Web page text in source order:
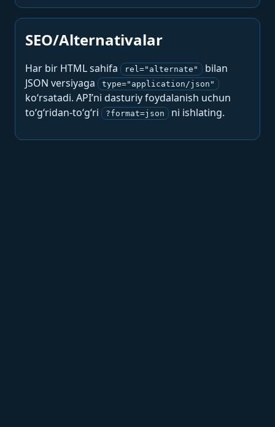
SEO/Alternativalar
Har bir HTML sahifa rel="alternate"
bilan
JSON versiyaga
type="application/json"
ko‘rsatadi. API’ni dasturiy foydalanish uchun
to‘g‘ridan-to‘g‘ri
?format=json ni ishlating.